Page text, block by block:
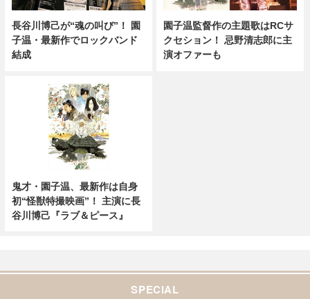
長谷川博己が“魂の叫び”！ 園
子温・最新作でロックバンド
結成
園子温監督作の主題歌はRCサ
クセション！ 忌野清志郎に主
演オファーも
鬼才・園子温、最新作は自身
初“怪獣特撮映画”！ 主演に長
谷川博己『ラブ＆ピース』
SPECIAL